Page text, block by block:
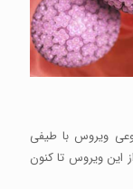
ویروس با طیفی
بیماری زا از این ویروس تا کنون